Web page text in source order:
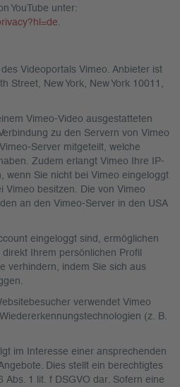
YouTube unter:
Videoportals Vimeo. Anbieter ist
Street, New York, New York 10011,
Vimeo-Video ausgestatteten
zu den Servern von Vimeo
Server mitgeteilt, welche
Zudem erlangt Vimeo Ihre IP-
wenn Sie nicht bei Vimeo eingeloggt
Vimeo besitzen. Die von Vimeo
an den Vimeo-Server in den USA
eingeloggt sind, ermöglichen
Ihrem persönlichen Profil
verhindern, indem Sie sich aus
verwendet Vimeo
(z. B.
im Interesse einer ansprechenden
Dies stellt ein berechtigtes
Abs. 1 lit. f DSGVO dar. Sofern eine